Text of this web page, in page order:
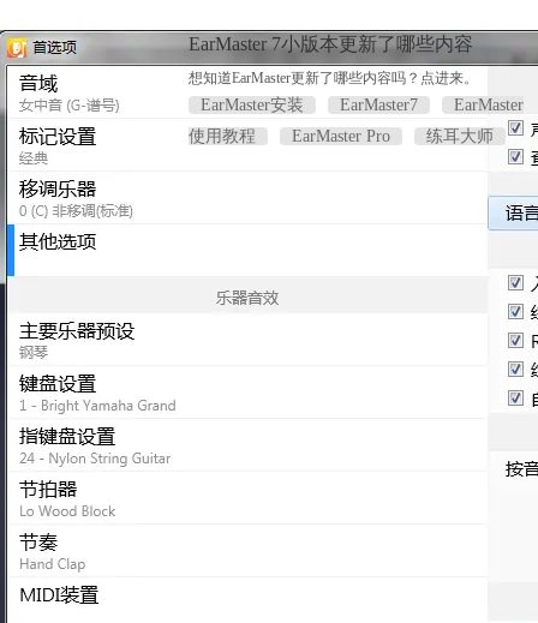
EarMaster 7小版本更新了哪些内容
想知道EarMaster更新了哪些内容吗？点进来。
EarMaster安装 EarMaster7
EarMaster
使用教程
EarMaster Pro 练耳大师